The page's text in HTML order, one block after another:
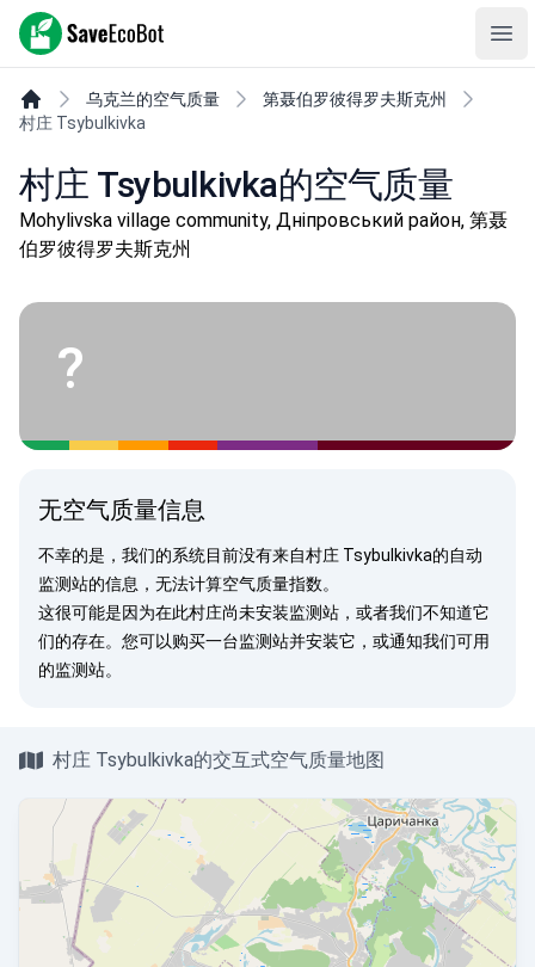
SaveEcoBot
乌克兰的空气质量
第聂伯罗彼得罗夫斯克州
村庄 Tsybulkivka
村庄 Tsybulkivka的空气质量
Mohylivska village community, Дніпровський район, 第聂
伯罗彼得罗夫斯克州
?
无空气质量信息
不幸的是，我们的系统目前没有来自村庄 Tsybulkivka的自动
监测站的信息，无法计算空气质量指数。
这很可能是因为在此村庄尚未安装监测站，或者我们不知道它
们的存在。您可以购买一台监测站并安装它，或通知我们可用
的监测站。
村庄 Tsybulkivka的交互式空气质量地图